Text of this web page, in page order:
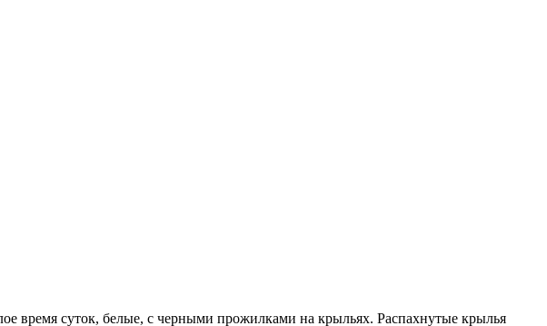
время суток, белые, с черными прожилками на крыльях. Распахнутые крылья